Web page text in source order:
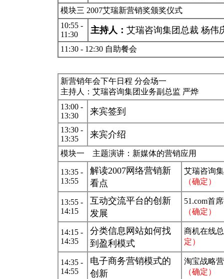
模块三 2007艾瑞新营销奖颁奖仪式
10:55 -
11:30
主持人： 艾瑞咨询集团总裁 杨伟
11:30 - 12:30 自助餐会
新营销年会下午日程 分会场一
主持人：艾瑞咨询集团业务副总监 严烨
13:00 -
13:30
来宾签到
13:30 -
13:35
来宾介绍
模块一 主题演讲：新媒体的营销应用
13:35 -
13:55
解读2007网络营销新
看点
艾瑞咨询
（确定）
13:55 -
14:15
互动交流平台的创新
发展
51.com首
（确定）
14:15 -
14:35
分类信息网站如何找
到盈利模式
商机在线
定）
14:35 -
14:55
电子商务营销模式的
创新
淘宝战略
（确定）